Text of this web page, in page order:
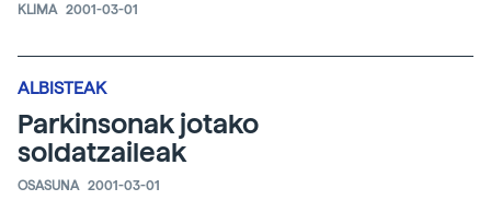
KLIMA 2001-03-01
ALBISTEAK
Parkinsonak jotako
soldatzaileak
OSASUNA 2001-03-01